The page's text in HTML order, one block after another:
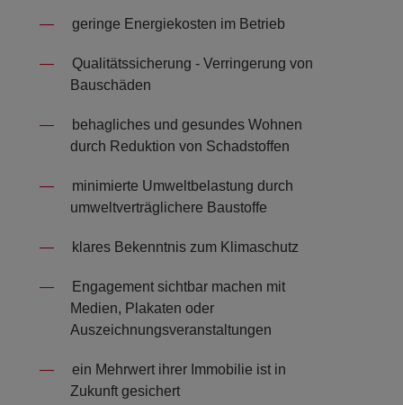
geringe Energiekosten im Betrieb
Qualitätssicherung - Verringerung von
Bauschäden
behagliches und gesundes Wohnen
durch Reduktion von Schadstoffen
minimierte Umweltbelastung durch
umweltverträglichere Baustoffe
klares Bekenntnis zum Klimaschutz
Engagement sichtbar machen mit
Medien, Plakaten oder
Auszeichnungsveranstaltungen
ein Mehrwert ihrer Immobilie ist in
Zukunft gesichert